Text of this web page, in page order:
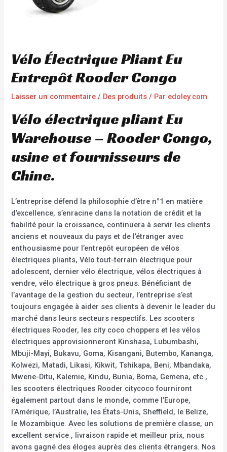
Vélo Électrique Pliant Eu
Entrepôt Rooder Congo
Laisser un commentaire / Des produits / Par edoley.com
Vélo électrique pliant Eu
Warehouse – Rooder Congo,
usine et fournisseurs de
Chine.
L’entreprise défend la philosophie d’être n°1 en matière
d’excellence, s’enracine dans la notation de crédit et la
fiabilité pour la croissance, continuera à servir les clients
anciens et nouveaux du pays et de l’étranger avec
enthousiasme pour l’entrepôt européen de vélos
électriques pliants, Vélo tout-terrain électrique pour
adolescent, dernier vélo électrique, vélos électriques à
vendre, vélo électrique à gros pneus. Bénéficiant de
l’avantage de la gestion du secteur, l’entreprise s’est
toujours engagée à aider ses clients à devenir le leader du
marché dans leurs secteurs respectifs. Les scooters
électriques Rooder, les city coco choppers et les vélos
électriques approvisionneront Kinshasa, Lubumbashi,
Mbuji-Mayi, Bukavu, Goma, Kisangani, Butembo, Kananga,
Kolwezi, Matadi, Likasi, Kikwit, Tshikapa, Beni, Mbandaka,
Mwene-Ditu, Kalemie, Kindu, Bunia, Boma, Gemena, etc.,
les scooters électriques Rooder citycoco fourniront
également partout dans le monde, comme l’Europe,
l’Amérique, l’Australie, les États-Unis, Sheffield, le Belize,
le Mozambique. Avec les solutions de première classe, un
excellent service , livraison rapide et meilleur prix, nous
avons gagné des éloges auprès des clients étrangers. Nos